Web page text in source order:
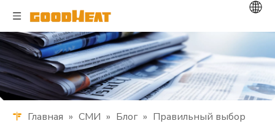
Главная » СМИ » Блог » Правильный выбор